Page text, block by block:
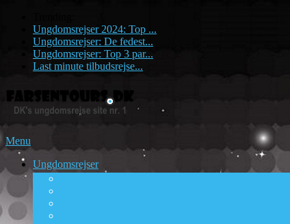
Ungdomsrejser 2024: Top ...
Ungdomsrejser: De fedest...
Ungdomsrejser: Top 3 par...
Last minute tilbudsrejse...
Menu
Ungdomsrejser
Ungdomsrejsebureauer